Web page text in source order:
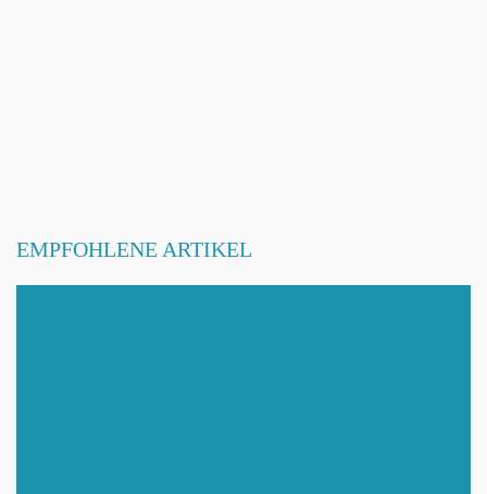
EMPFOHLENE ARTIKEL